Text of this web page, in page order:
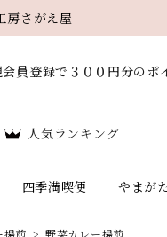
房さがえ屋
員登録で３００円分のポ
人気ランキング
四季満喫便 やまが
揚煎 野菜カレー揚煎